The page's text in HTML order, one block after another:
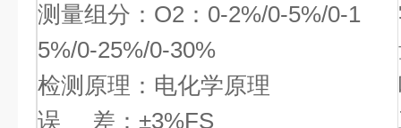
测量组分：O2：0-2%/0-5%/0-1
5%/0-25%/0-30%
检测原理：电化学原理
误 差：±3%FS